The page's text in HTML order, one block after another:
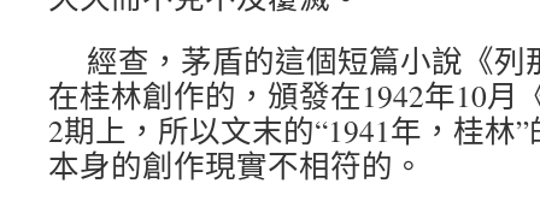
經查，茅盾的這個短篇小說《列
在桂林創作的，頒發在1942年10月
2期上，所以文末的“1941年，桂林
本身的創作現實不相符的。